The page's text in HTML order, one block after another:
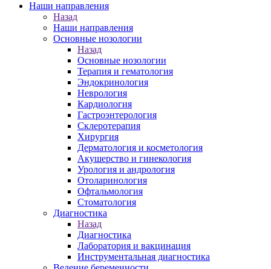
Наши направления
Назад
Наши направления
Основные нозологии
Назад
Основные нозологии
Терапия и гематология
Эндокринология
Неврология
Кардиология
Гастроэнтерология
Склеротерапия
Хирургия
Дерматология и косметология
Акушерство и гинекология
Урология и андрология
Отоларинология
Офтальмология
Стоматология
Диагностика
Назад
Диагностика
Лаборатория и вакцинация
Инструментальная диагностика